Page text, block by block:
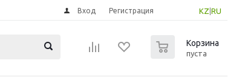
KZ RU
Вход Регистрация
Корзина
пуста